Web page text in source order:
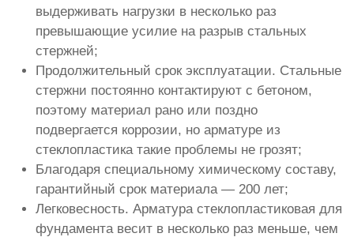
выдерживать нагрузки в несколько раз
превышающие усилие на разрыв стальных
стержней;
Продолжительный срок эксплуатации. Стальные
стержни постоянно контактируют с бетоном,
поэтому материал рано или поздно
подвергается коррозии, но арматуре из
стеклопластика такие проблемы не грозят;
Благодаря специальному химическому составу,
гарантийный срок материала — 200 лет;
Легковесность. Арматура стеклопластиковая для
фундамента весит в несколько раз меньше, чем